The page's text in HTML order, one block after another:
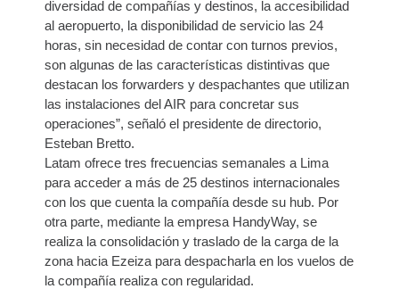
diversidad de compañías y destinos, la accesibilidad
al aeropuerto, la disponibilidad de servicio las 24
horas, sin necesidad de contar con turnos previos,
son algunas de las características distintivas que
destacan los forwarders y despachantes que utilizan
las instalaciones del AIR para concretar sus
operaciones”, señaló el presidente de directorio,
Esteban Bretto.
Latam ofrece tres frecuencias semanales a Lima
para acceder a más de 25 destinos internacionales
con los que cuenta la compañía desde su hub. Por
otra parte, mediante la empresa HandyWay, se
realiza la consolidación y traslado de la carga de la
zona hacia Ezeiza para despacharla en los vuelos de
la compañía realiza con regularidad.